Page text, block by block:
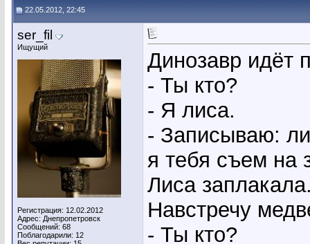
22.05.2012, 22:45
ser_fil
Ищущий
Регистрация: 12.02.2012
Адрес: Днепропетровск
Сообщений: 68
Поблагодарили: 12
Динозавр идёт
- Ты кто?
- Я лиса.
- Записываю:
я тебя съем на
Лиса
Навстречу
- Ты кто?